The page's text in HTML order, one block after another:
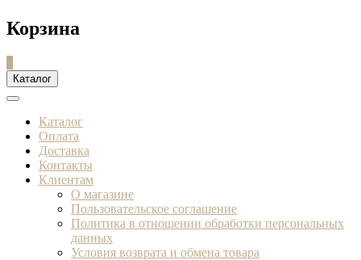
Корзина
Каталог
Каталог
Оплата
Доставка
Контакты
Клиентам
О магазине
Пользовательское соглашение
Политика в отношении обработки персональных
данных
Условия возврата и обмена товара